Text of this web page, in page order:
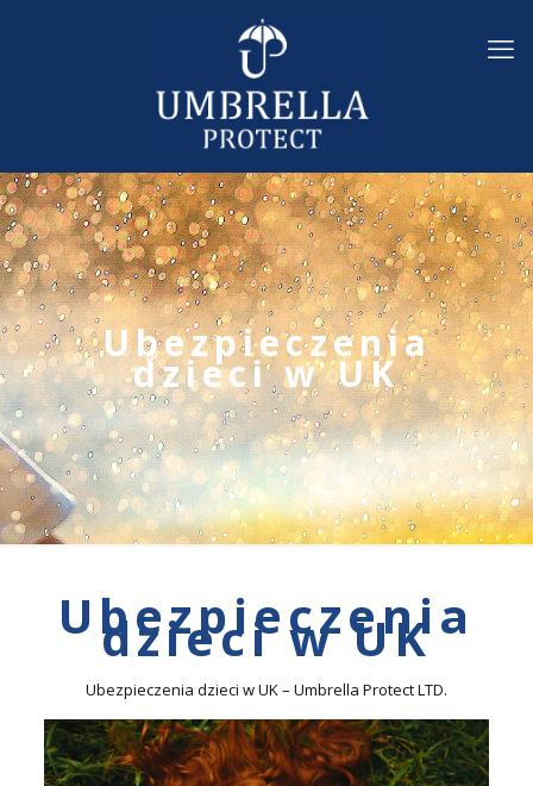
Ubezpieczenia
dzieci w UK
Ubezpieczenia
dzieci w UK
Ubezpieczenia dzieci w UK – Umbrella Protect LTD.